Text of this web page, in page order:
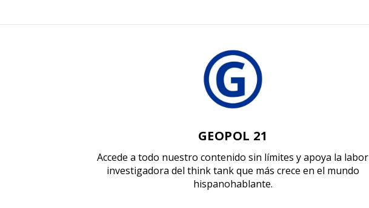
GEOPOL 21
Accede a todo nuestro contenido sin límites y apoya la labor
investigadora del think tank que más crece en el mundo
hispanohablante.